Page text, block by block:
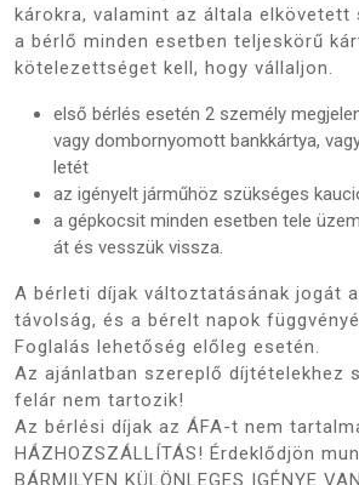
károkra, valamint az általa elkövetett
a bérlő minden esetben teljeskörű
kötelezettséget kell, hogy vállaljon.
első bérlés esetén 2 személy
vagy dombornyomott bankkártya,
letét
az igényelt járműhöz szükséges
a gépkocsit minden esetben tele
át és vesszük vissza.
A bérleti díjak változtatásának jogát
távolság, és a bérelt napok
Foglalás lehetőség előleg esetén.
Az ajánlatban szereplő díjtételekhez
felár nem tartozik!
Az bérlési díjak az ÁFA-t nem
HÁZHOZSZÁLLÍTÁS! Érdeklődjön
BÁRMILYEN KÜLÖNLEGES IGÉNYE